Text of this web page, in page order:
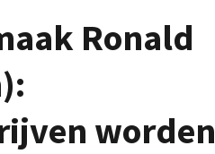
Ronald
worden